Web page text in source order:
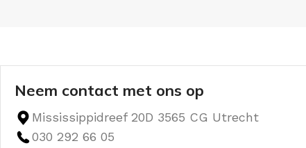
Neem contact met ons op
Mississippidreef 20D 3565 CG Utrecht
030 292 66 05